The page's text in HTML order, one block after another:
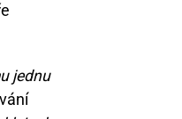
jednu